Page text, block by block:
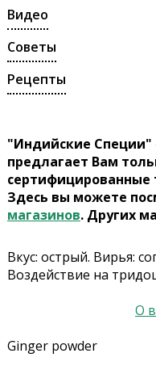
Видео
Советы
Рецепты
"Индийские
предлагает Вам
сертифицированные
Здесь вы можете
магазинов. Других
Вкус: острый. Вирья:
Воздействие на
О
Ginger powder